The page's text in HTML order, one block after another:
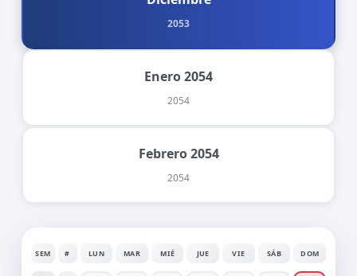
2053
Enero 2054
2054
Febrero 2054
2054
SEM # LUN MAR MIÉ JUE VIE SÁB DOM